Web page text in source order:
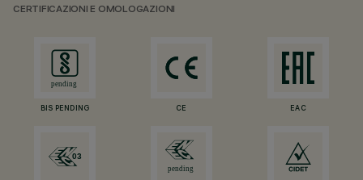
CERTIFICAZIONI E OMOLOGAZIONI
BIS PENDING CE EAC